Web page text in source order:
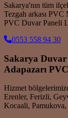
Sakarya'nın tüm
Tezgah arkası PVC
PVC Duvar Paneli
0553 558 94 30
Sakarya
Adapazarı
Hizmet
Erenler, Ferizli,
Kocaali, Pamukova,